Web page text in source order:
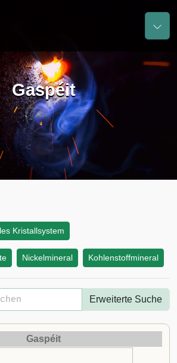
Gaspéit
Kristallsystem
Nickelmineral Kohlenstoffmineral
Erweiterte Suche
Gaspéit